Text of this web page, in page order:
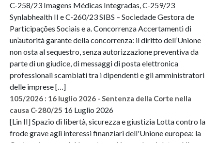
C-258/23 Imagens Médicas Integradas, C-259/23
Synlabhealth II e C-260/23 SIBS – Sociedade Gestora de
Participações Sociais e a. Concorrenza Accertamenti di
un’autorità garante della concorrenza: il diritto dell’Unione
non osta al sequestro, senza autorizzazione preventiva da
parte di un giudice, di messaggi di posta elettronica
professionali scambiati tra i dipendenti e gli amministratori
delle imprese […]
105/2026 : 16 luglio 2026 - Sentenza della Corte nella
causa C-280/25 16 Luglio 2026
[Lin II] Spazio di libertà, sicurezza e giustizia Lotta contro la
frode grave agli interessi finanziari dell'Unione europea: la